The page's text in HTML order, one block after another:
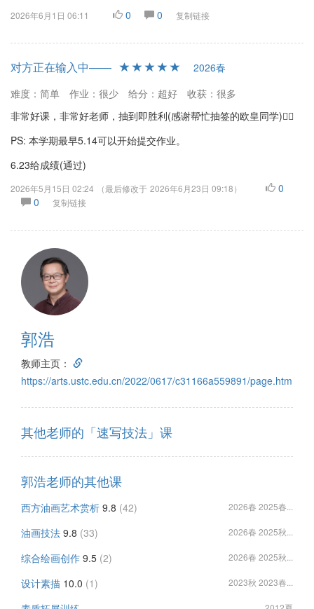
2026年6月1日 06:11 0 0 复制链接
对方正在输入中——
2026春
难度：简单
作业：很少 给分：超好
收获：很多
非常好课，非常好老师，抽到即胜利(感谢帮忙抽签的欧皇同学)✌🏻
PS: 本学期最早5.14可以开始提交作业。
6.23给成绩(通过)
2026年5月15日 02:24 （最后修改于 2026年6月23日 09:18）
0
0
复制链接
郭浩
教师主页：
https://arts.ustc.edu.cn/2022/0617/c31166a559891/page.htm
其他老师的「速写技法」课
郭浩老师的其他课
西方油画艺术赏析 9.8 (42) 2026春 2025春...
油画技法 9.8 (33) 2026春 2025秋...
综合绘画创作 9.5 (2) 2026春 2025秋...
设计素描 10.0 (1) 2023秋 2023春...